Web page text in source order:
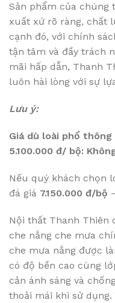
Sản phẩm của chúng
xuất xứ rõ ràng, chất
cạnh đó, với chính
tận tâm và đầy trách
mãi hấp dẫn, Thanh
luôn hài lòng với sự
Lưu ý:
Giá dù loài phổ thông
5.100.000 đ/ bộ:
Nếu quý khách chọn
đá giá 7.150.000 đ/bộ
Nội thất Thanh Thiên
che nắng che mưa
che mưa nắng được
có độ bền cao cùng
cản ánh sáng và
thoải mái khi sử